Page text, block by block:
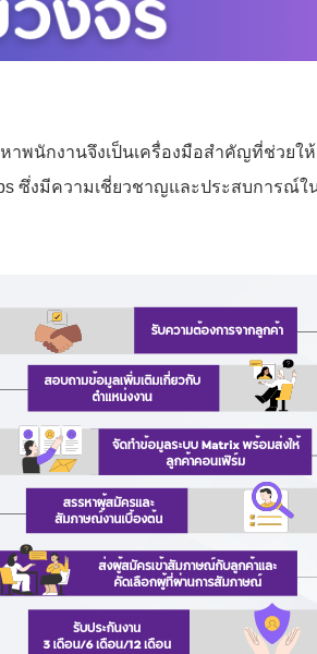
นักงานจึงเป็นเครื่องมือสำคัญที่ช่วยใ
ซึ่งมีความเชี่ยวชาญและประสบการณ์